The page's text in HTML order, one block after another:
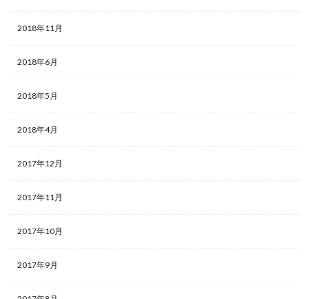
2018年11月
2018年6月
2018年5月
2018年4月
2017年12月
2017年11月
2017年10月
2017年9月